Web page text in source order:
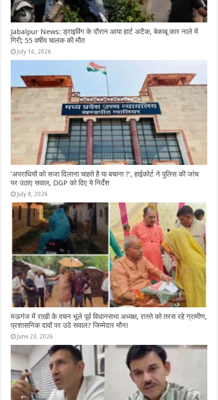
Jabalpur News: ड्राइविंग के दौरान आया हार्ट अटैक, बेकाबू कार नाले में
गिरी; 55 वर्षीय चालक की मौत
July 16, 2026
‘अपराधियों को सजा दिलाना चाहते है या बचाना ?’, हाईकोर्ट ने पुलिस की जांच
पर उठाए सवाल, DGP को दिए ये निर्देश
July 8, 2026
मऊगंज में राखी के वचन भूले पूर्व विधानसभा अध्यक्ष, रास्ते को तरस रहे ग्रामीण,
प्रशासनिक दावों पर उठे सवाल? जिम्मेदार मौन!
June 23, 2026